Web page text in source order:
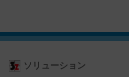
ソリューション